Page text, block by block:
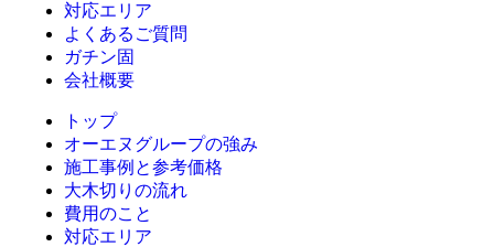
対応エリア
よくあるご質問
ガチン固
会社概要
トップ
オーエヌグループの強み
施工事例と参考価格
大木切りの流れ
費用のこと
対応エリア